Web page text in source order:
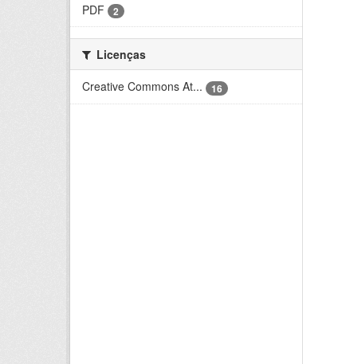
PDF 2
Licenças
Creative Commons At...
16